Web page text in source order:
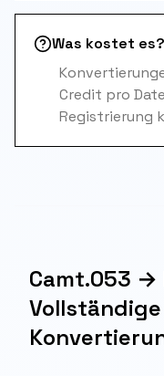
Was kostet es?
Credit pro
Registrierung
Camt.053 →